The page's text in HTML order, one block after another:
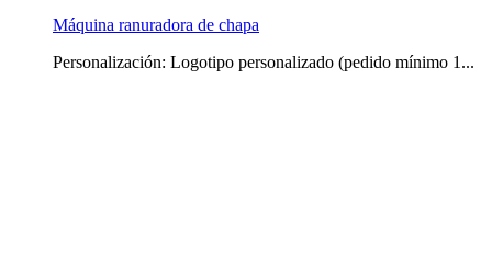
Máquina ranuradora de chapa
Personalización: Logotipo personalizado (pedido mínimo 1...